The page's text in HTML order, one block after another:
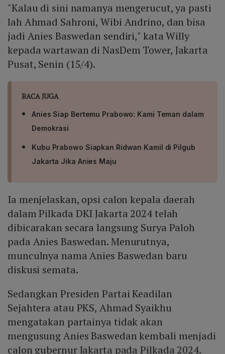
"Kalau di sini namanya mengerucut, ya pasti
lah Ahmad Sahroni, Wibi Andrino, dan bisa
jadi Anies Baswedan sendiri," kata Willy
kepada wartawan di NasDem Tower, Jakarta
Pusat, Senin (15/4).
BACA JUGA
Anies Siap Bertemu Prabowo: Kami Teman dalam
Demokrasi
Kubu Prabowo Siapkan Ridwan Kamil di Pilgub
Jakarta Jika Anies Maju
Ia menjelaskan, opsi calon kepala daerah
dalam Pilkada DKI Jakarta 2024 telah
dibicarakan secara langsung Surya Paloh
pada Anies Baswedan. Menurutnya,
munculnya nama Anies Baswedan baru
diskusi semata.
Sedangkan Presiden Partai Keadilan
Sejahtera atau PKS, Ahmad Syaikhu
mengatakan partainya tidak akan
mengusung Anies Baswedan kembali menjadi
calon gubernur Jakarta pada Pilkada 2024.